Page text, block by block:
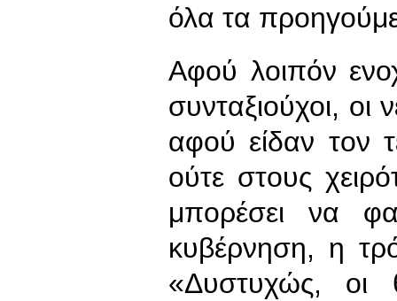
όλα τα
Αφού λοιπόν
συνταξιούχοι,
αφού είδαν τον
ούτε στους
μπορέσει να
κυβέρνηση, η
«Δυστυχώς,